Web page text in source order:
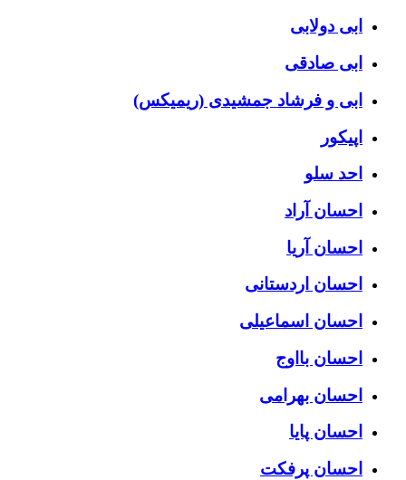
ابی دولابی
ابی صادقی
ابی و فرشاد جمشیدی (ریمیکس)
اپیکور
احد سلو
احسان آراد
احسان آریا
احسان اردستانی
احسان اسماعیلی
احسان بااوج
احسان بهرامی
احسان پایا
احسان پرفکت